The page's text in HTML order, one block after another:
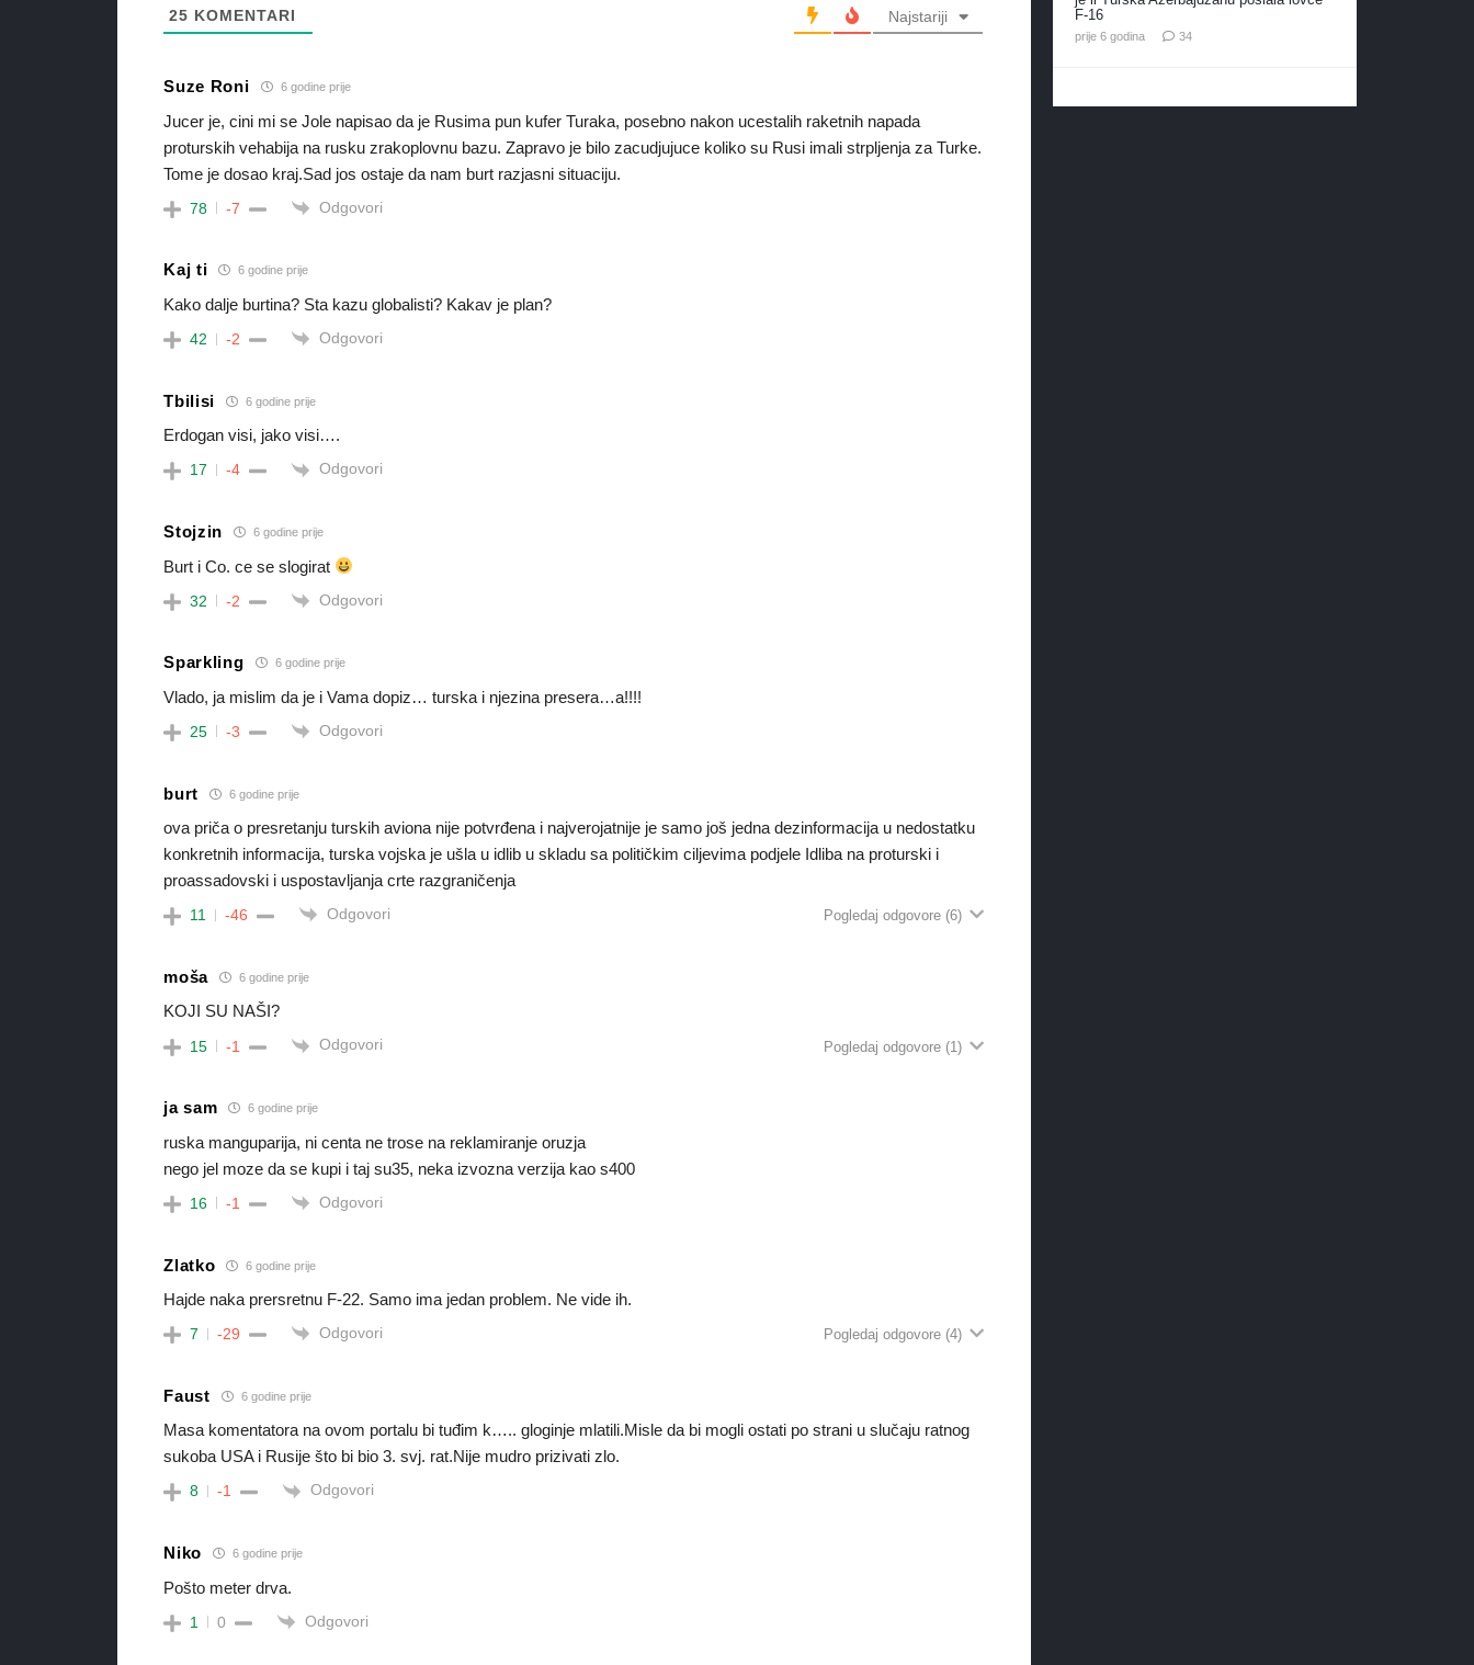
25 KOMENTARI Najstariji
Suze Roni 6 godine prije
Jucer je, cini mi se Jole napisao da je Rusima pun kufer Turaka, posebno nakon ucestalih raketnih napada
proturskih vehabija na rusku zrakoplovnu bazu. Zapravo je bilo zacudjujuce koliko su Rusi imali strpljenja za Turke.
Tome je dosao kraj.Sad jos ostaje da nam burt razjasni situaciju.
78 -7 Odgovori
Kaj ti 6 godine prije
Kako dalje burtina? Sta kazu globalisti? Kakav je plan?
42 -2 Odgovori
Tbilisi 6 godine prije
Erdogan visi, jako visi….
17 -4 Odgovori
Stojzin 6 godine prije
Burt i Co. ce se slogirat
32 -2 Odgovori
Sparkling 6 godine prije
Vlado, ja mislim da je i Vama dopiz… turska i njezina presera…a!!!!
25 -3 Odgovori
burt 6 godine prije
ova priča o presretanju turskih aviona nije potvrđena i najverojatnije je samo još jedna dezinformacija u nedostatku
konkretnih informacija, turska vojska je ušla u idlib u skladu sa političkim ciljevima podjele Idliba na proturski i
proassadovski i uspostavljanja crte razgraničenja
11 -46 Odgovori Pogledaj odgovore (6)
moša 6 godine prije
KOJI SU NAŠI?
15 -1 Odgovori Pogledaj odgovore (1)
ja sam 6 godine prije
ruska manguparija, ni centa ne trose na reklamiranje oruzja
nego jel moze da se kupi i taj su35, neka izvozna verzija kao s400
16 -1 Odgovori
Zlatko 6 godine prije
Hajde naka prersretnu F-22. Samo ima jedan problem. Ne vide ih.
7 -29 Odgovori Pogledaj odgovore (4)
Faust 6 godine prije
Masa komentatora na ovom portalu bi tuđim k….. gloginje mlatili.Misle da bi mogli ostati po strani u slučaju ratnog
sukoba USA i Rusije što bi bio 3. svj. rat.Nije mudro prizivati zlo.
8 -1 Odgovori
Niko 6 godine prije
Pošto meter drva.
1 0 Odgovori
F-16
prije 6 godina 34komentara